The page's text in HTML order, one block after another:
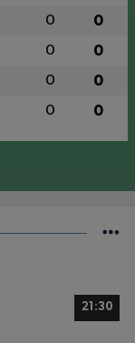
0 0
0 0
0 0
0 0
21:30